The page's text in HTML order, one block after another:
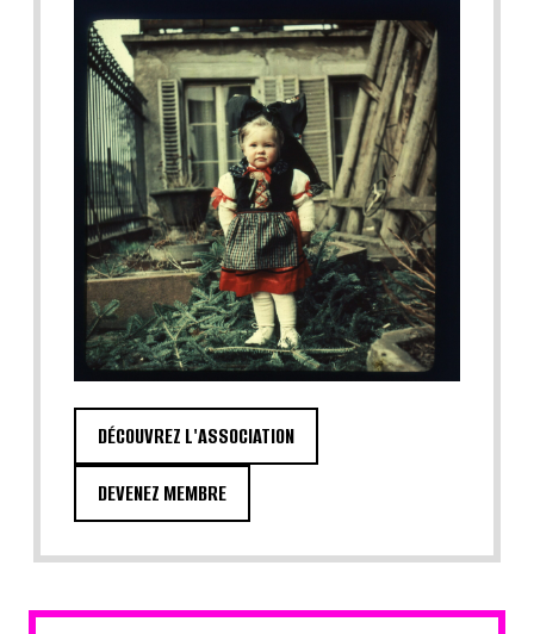
DÉCOUVREZ L'ASSOCIATION
DEVENEZ MEMBRE